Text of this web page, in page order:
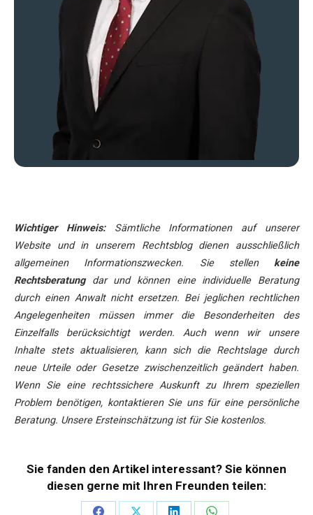
Wichtiger Hinweis:Sämtliche Informationen auf unserer
Website und in unserem Rechtsblog dienen ausschließlich
allgemeinen Informationszwecken. Sie stellen keine
Rechtsberatungdar und können eine individuelle Beratung
durch einen Anwalt nicht ersetzen. Bei jeglichen rechtlichen
Angelegenheiten müssen immer die Besonderheiten des
Einzelfalls berücksichtigt werden. Auch wenn wir unsere
Inhalte stets aktualisieren, kann sich die Rechtslage durch
neue Urteile oder Gesetze zwischenzeitlich geändert haben.
Wenn Sie eine rechtssichere Auskunft zu Ihrem speziellen
Problem benötigen, kontaktieren Sie uns für eine persönliche
Beratung. Unsere Ersteinschätzung ist für Sie kostenlos.
Sie fanden den Artikel interessant? Sie können
diesen gerne mit Ihren Freunden teilen: